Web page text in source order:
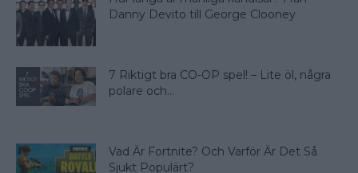
Danny Devito till George Clooney
7 Riktigt bra CO-OP spel! – Lite öl, några
polare och...
Vad Är Fortnite? Och Varför Är Det Så
Sjukt Populärt?